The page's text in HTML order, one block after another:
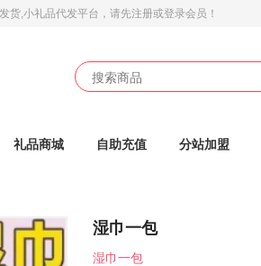
货,小礼品代发平台 ，请先注册或登录会员！
礼品商城 自助充值 分站加盟
湿巾一包
湿巾一包